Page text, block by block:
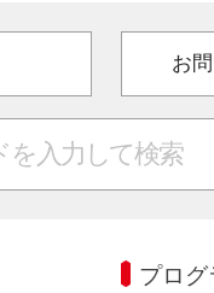
お
プログ